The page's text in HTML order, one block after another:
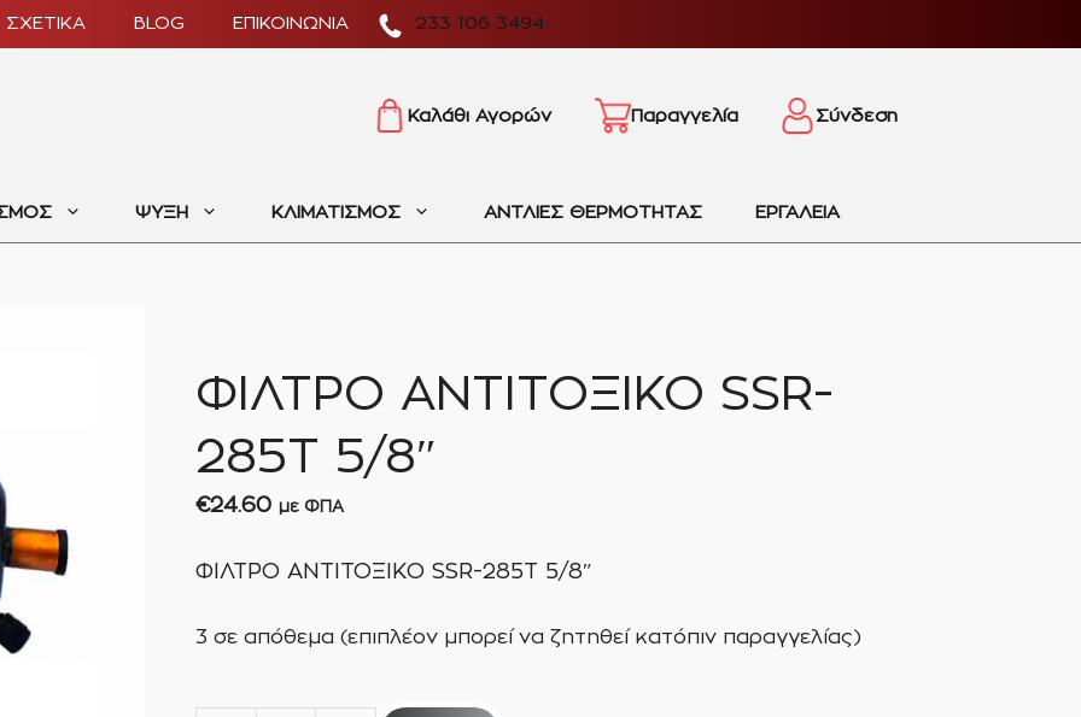
233 106 3494
ΣΧΕΤΙΚΑ BLOG ΕΠΙΚΟΙΝΩΝΙΑ
Καλάθι Αγορών Παραγγελία Σύνδεση
ΨΥΞΗ ΚΛΙΜΑΤΙΣΜΟΣ ΑΝΤΛΙΕΣ ΘΕΡΜΟΤΗΤΑΣ ΕΡΓΑΛΕΙΑ
ΦΙΛΤΡΟ ΑΝΤΙΤΟΞΙΚΟ SSR-
285T 5/8″
€24.60 με ΦΠΑ
ΦΙΛΤΡΟ ΑΝΤΙΤΟΞΙΚΟ SSR-285T 5/8″
3 σε απόθεμα (επιπλέον μπορεί να ζητηθεί κατόπιν παραγγελίας)